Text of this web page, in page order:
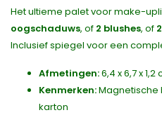
Het ultieme palet voor make-
oogschaduws, of 2 blushes, of
Inclusief spiegel voor een
Afmetingen:6,4 x 6,7 x 1,2
Kenmerken:Magnetische
karton